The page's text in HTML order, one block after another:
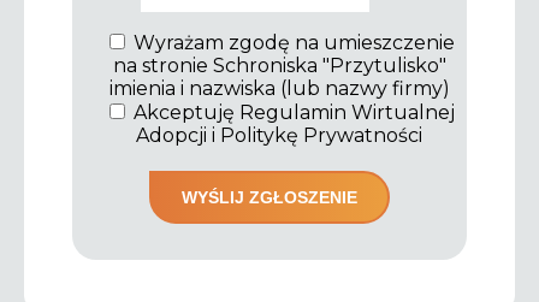
Wyrażam zgodę na umieszczenie
na stronie Schroniska "Przytulisko"
imienia i nazwiska (lub nazwy firmy)
Akceptuję Regulamin Wirtualnej
Adopcji i Politykę Prywatności